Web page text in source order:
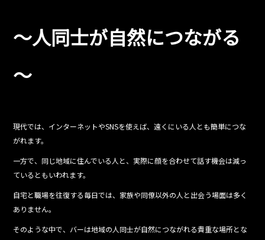
o
o
～人同士が自然につながる
～
現代では、インターネットやSNSを使えば、遠くにいる人とも簡単につな
がれます。
一方で、同じ地域に住んでいる人と、実際に顔を合わせて話す機会は減っ
ているともいわれます。
自宅と職場を往復する毎日では、家族や同僚以外の人と出会う場面は多く
ありません。
そのような中で、バーは地域の人同士が自然につながれる貴重な場所とな